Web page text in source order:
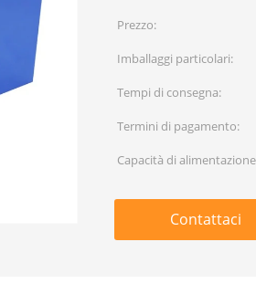
Prezzo:
Imballaggi particolari:
Tempi di consegna:
Termini di pagamento:
Capacità di
Contattaci